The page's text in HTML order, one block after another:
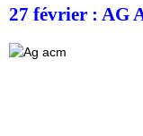
27 février : AG